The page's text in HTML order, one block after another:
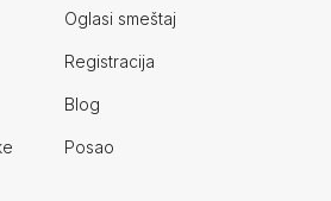
Oglasi smeštaj
Registracija
Blog
Posao